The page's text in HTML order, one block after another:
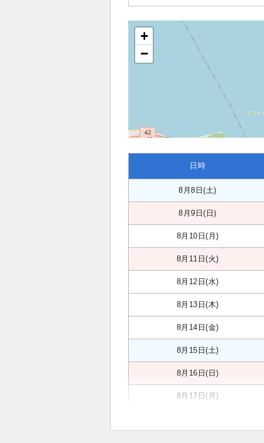
+
−
日時
8月8日(土)
8月9日(日)
8月10日(月)
8月11日(火)
8月12日(水)
8月13日(木)
8月14日(金)
8月15日(土)
8月16日(日)
8月17日(月)